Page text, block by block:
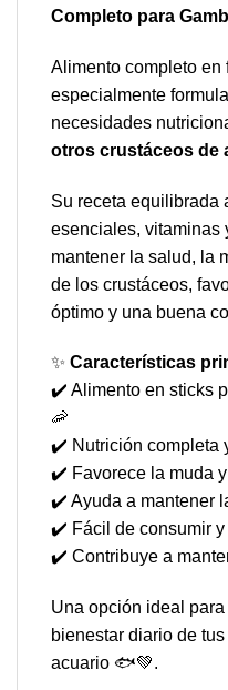
Completo para
Alimento completo en
especialmente
necesidades
otros crustáceos de
Su receta equilibrada
esenciales, vitaminas
mantener la salud, la
de los crustáceos,
óptimo y una buena
✨ Características
✔️ Alimento en sticks
🦐
✔️ Nutrición completa
✔️ Favorece la muda
✔️ Ayuda a mantener
✔️ Fácil de consumir y
✔️ Contribuye a
Una opción ideal
bienestar diario de
acuario 🐟💚.